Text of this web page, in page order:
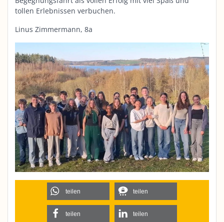
tollen Erlebnissen verbuchen.
Linus Zimmermann, 8a
teilen teilen
teilen teilen